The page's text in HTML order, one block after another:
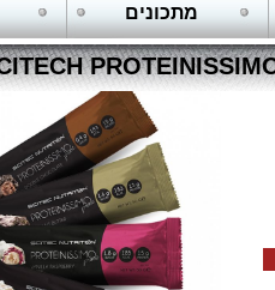
מתכונים